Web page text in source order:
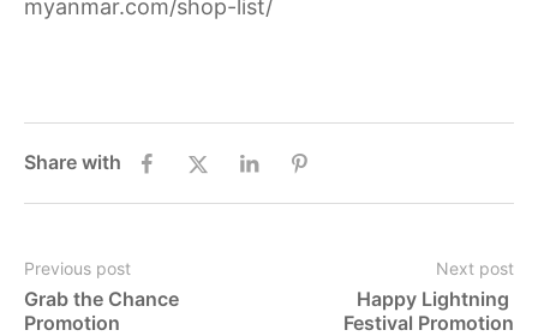
myanmar.com/shop-list/
Share with
Previous post
Grab the Chance
Promotion
Next post
Happy Lightning
Festival Promotion